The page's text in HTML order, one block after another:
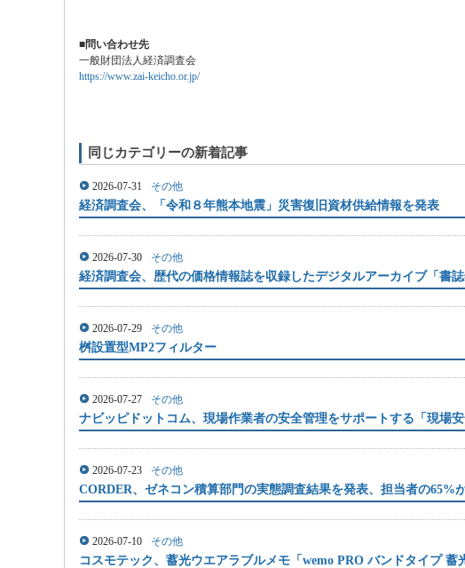
■問い合わせ先
一般財団法人経済調査会
https://www.zai-keicho.or.jp/
同じカテゴリーの新着記事
2026-07-31 その他
経済調査会、「令和８年熊本地震」災害復旧資材供給情報を発表
2026-07-30 その他
経済調査会、歴代の価格情報誌を収録したデジタルアーカイブ「書
2026-07-29 その他
桝設置型MP2フィルター
2026-07-27 その他
ナビッピドットコム、現場作業者の安全管理をサポートする「現場
2026-07-23 その他
CORDER、ゼネコン積算部門の実態調査結果を発表、担当者の65%
2026-07-10 その他
コスモテック、蓄光ウエアラブルメモ「wemo PRO バンドタイプ 蓄